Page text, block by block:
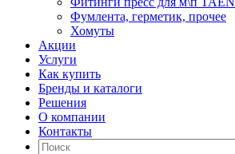
Фумлента, герметик, прочее
Хомуты
Акции
Услуги
Как купить
Бренды и каталоги
Решения
О компании
Контакты